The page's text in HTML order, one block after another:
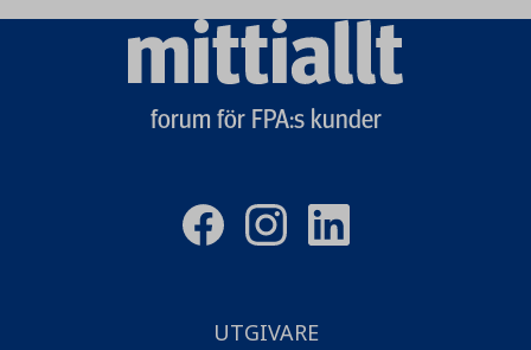
Mittiallt
forum för FPA:s kunder
UTGIVARE